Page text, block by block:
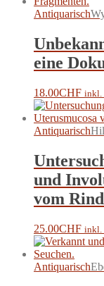
Antiquarisch
eine
18.00CHF inkl.
Antiquarisch
und
vom
25.00CHF inkl.
Antiquarisch